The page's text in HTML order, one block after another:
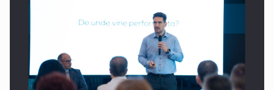
Webinar - Business Evolution-RETHINK STRATEGY-Finantare
Investitii Digitalizare